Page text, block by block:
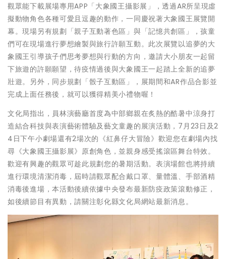
觀眾能下載展場專用APP「大象國王攝影展」，透過AR所呈現虛
擬動物角色各種可愛且逗趣的動作，一同慶祝著大象國王展覽開
幕。現場另有規劃「親子互動著色區」與「記憶共創區」，孩童
們可在現場進行夢想繪製與旅行許願互動。此次展覽以追夢的大
象國王引導孩子們思考夢想與行動的方向，邀請大小朋友一起留
下旅遊的許願願望，待疫情過後與大象國王一起踏上全新的追夢
壯遊。另外，同步規劃「骰子互動區」，展期間和AR作品合影並
完成上面任務後，就可以獲得精美小禮物喔！
文化局指出，員林演藝廳首度為中部鄉親在炙熱的酷暑中涼身打
造結合科技與表演藝術體驗及藝文童趣的展演活動，7月23日及2
4日下午小劇場還有2場次的《紅鼻仔大冒險》歡迎您在劇場內找
尋《大象國王攝影展》原創角色，並親身感受搖滾區舞台特效。
歡迎有興趣的觀眾可趁此規劃您的暑期活動。表演場館也將持續
進行環境清潔消毒，屆時請觀眾配合戴口罩、量體溫、手部酒精
消毒後進場，本活動後續依據中央發布最新防疫政策滾動修正，
如後續節目有異動，請關注彰化縣文化局網站最新消息。